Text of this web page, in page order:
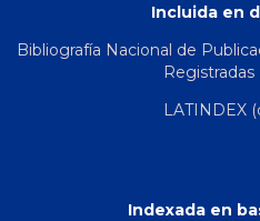
Incluida en
Bibliografía Nacional de
Registradas
LATINDEX
Indexada en